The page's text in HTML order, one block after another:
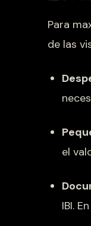
Para
de las
el
IBI.